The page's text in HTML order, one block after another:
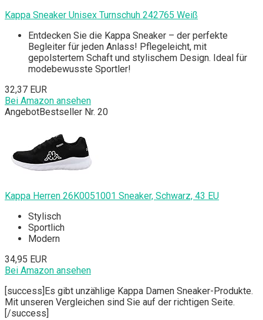
Kappa Sneaker Unisex Turnschuh 242765 Weiß
Entdecken Sie die Kappa Sneaker – der perfekte
Begleiter für jeden Anlass! Pflegeleicht, mit
gepolstertem Schaft und stylischem Design. Ideal für
modebewusste Sportler!
32,37 EUR
Bei Amazon ansehen
AngebotBestseller Nr. 20
Kappa Herren 26K0051001 Sneaker, Schwarz, 43 EU
Stylisch
Sportlich
Modern
34,95 EUR
Bei Amazon ansehen
[success]Es gibt unzählige Kappa Damen Sneaker-Produkte.
Mit unseren Vergleichen sind Sie auf der richtigen Seite.
[/success]